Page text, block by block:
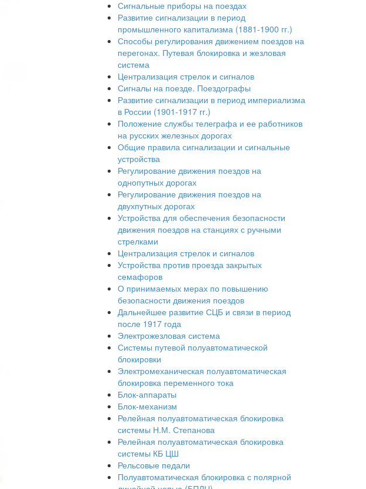
Сигнальные приборы на поездах
Развитие сигнализации в период
промышленного капитализма (1881-1900 гг.)
Способы регулирования движением поездов на
перегонах. Путевая блокировка и жезловая
система
Централизация стрелок и сигналов
Сигналы на поезде. Поездографы
Развитие сигнализации в период империализма
в России (1901-1917 гг.)
Положение службы телеграфа и ее работников
на русских железных дорогах
Общие правила сигнализации и сигнальные
устройства
Регулирование движения поездов на
однопутных дорогах
Регулирование движения поездов на
двухпутных дорогах
Устройства для обеспечения безопасности
движения поездов на станциях с ручными
стрелками
Централизация стрелок и сигналов
Устройства против проезда закрытых
семафоров
О принимаемых мерах по повышению
безопасности движения поездов
Дальнейшее развитие СЦБ и связи в период
после 1917 года
Электрожезловая система
Системы путевой полуавтоматической
блокировки
Электромеханическая полуавтоматическая
блокировка переменного тока
Блок-аппараты
Блок-механизм
Релейная полуавтоматическая блокировка
системы Н.М. Степанова
Релейная полуавтоматическая блокировка
системы КБ ЦШ
Рельсовые педали
Полуавтоматическая блокировка с полярной